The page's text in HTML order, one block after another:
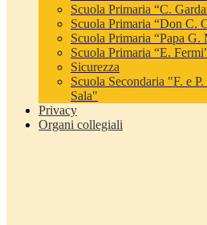
Scuola Primaria “C.
Scuola Primaria “Don C.
Scuola Primaria “Papa G.
Scuola Primaria “E.
Sicurezza
Scuola Secondaria "F. e
Sala"
Privacy
Organi collegiali